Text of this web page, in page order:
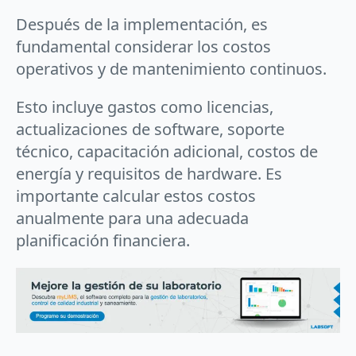
Después de la implementación, es
fundamental considerar los costos
operativos y de mantenimiento continuos.
Esto incluye gastos como licencias,
actualizaciones de software, soporte
técnico, capacitación adicional, costos de
energía y requisitos de hardware. Es
importante calcular estos costos
anualmente para una adecuada
planificación financiera.